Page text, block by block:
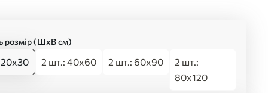
розмір (ШхВ см)
2 шт.: 40x60 2 шт.: 60x90
2 шт.:
80x120